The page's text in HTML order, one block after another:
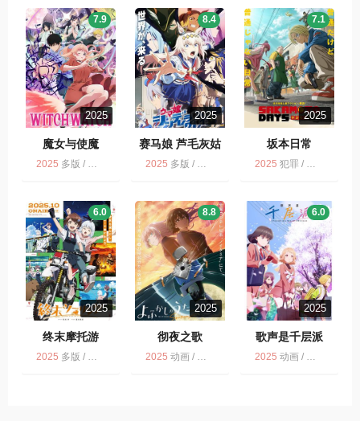
2025
魔女与使魔
7.9
2025 多版 / 动画 / 魔女与使魔
2025
赛马娘 芦毛灰姑
娘 Part 2 ウマ娘
8.4
2025 多版 / 运动 / 动画 / 剧情
2025
坂本日常
7.1
2025 犯罪 / 惊悚 / 喜剧 / 动作 / 冒险 / 动画 / 多版
2025
终末摩托游
6.0
2025 多版 / 动画 / 终末摩托游
2025
彻夜之歌
8.8
2025 动画 / 彻夜之歌 第2季 / 多版
2025
歌声是千层派
6.0
2025 动画 / 音乐 / 歌声是千层派 / 多版